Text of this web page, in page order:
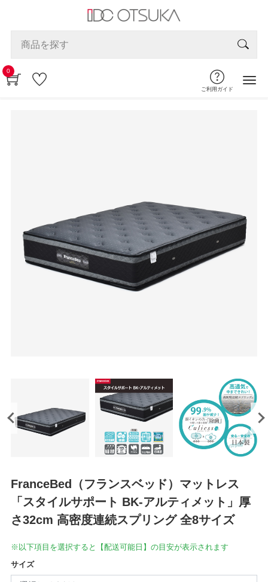
0
ご利用ガイド
FranceBed（フランスベッド）マットレス
「スタイルサポート BK-アルティメット」厚
さ32cm 高密度連続スプリング 全8サイズ
※以下項目を選択すると【配送可能日】の目安が表示されます
サイズ